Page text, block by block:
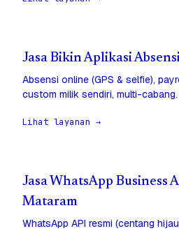
Jasa Bikin Aplikasi
Absensi online (GPS & selfie),
custom milik sendiri, multi-cabang.
Lihat layanan →
Jasa WhatsApp Business
Mataram
WhatsApp API resmi (centang